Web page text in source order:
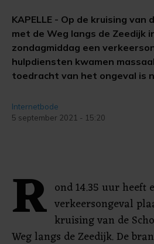
KAPELLE - Op de kruising van
met de Weg langs de Zeedijk
zondagmiddag een
hulpdiensten kwamen
toedracht van het ongeval is
Internetbode
5 september 2021 - 15:20
R ond 14.35 uur heeft
verkeersongeval
kruising van de
Weg langs de Zeedijk. De